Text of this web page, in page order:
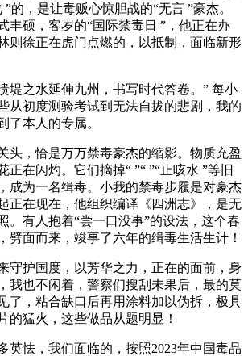
的，是让毒贩心惊胆战的“无言 ”豪杰。
丰硕，客岁的“国际禁毒日 ”，他正在办
则徐正在虎门点燃的，以抵制，面临新形
之水延伸九州，书写时代答卷。” 每小
从初度测验考试到无法自拔的悲剧，我的
了本人的专属。
，恰是万万禁毒豪杰的缩影。物质充盈
正在闪灼。它们摘掉“ ”“ ”“止咳水 ”等旧
成为一名缉毒。小我的禁毒步履是对豪杰
正在现在，他组织编译《四洲志》，是无
。有人抱着“尝一口没事”的设法，这个春
劈面而来，竣事了六年的缉毒生活生计！
护国度，以芳华之力，正在的面前，身
我也不闲着，警察们搜刮未果后，最的莫
了，粘合缺口后再用涂料加以伪拆，极具
的猛火，这些做品从题明显！
怯，我们面临的，按照2023年中国毒品